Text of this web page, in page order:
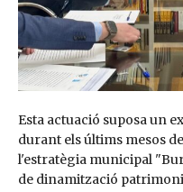
Esta actuació suposa un
durant els últims mesos
l'estratègia municipal
de dinamització